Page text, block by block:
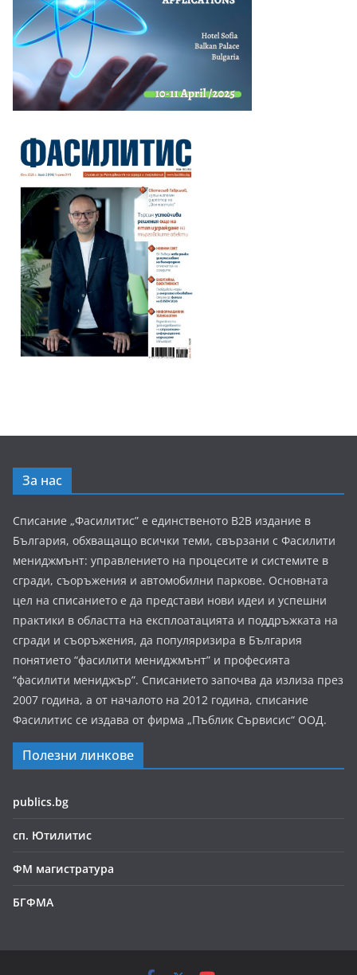
За нас
Списание „Фасилитис” е единственото B2B издание в
България, обхващащо всички теми, свързани с Фасилити
мениджмънт: управлението на процесите и системите в
сгради, съоръжения и автомобилни паркове. Основната
цел на списанието е да представи нови идеи и успешни
практики в областта на експлоатацията и поддръжката на
сгради и съоръжения, да популяризира в България
понятието “фасилити мениджмънт” и професията
“фасилити мениджър”. Списанието започва да излиза през
2007 година, а от началото на 2012 година, списание
Фасилитис се издава от фирма „Пъблик Сървисис“ ООД.
Полезни линкове
publics.bg
сп. Ютилитис
ФМ магистратура
БГФМА